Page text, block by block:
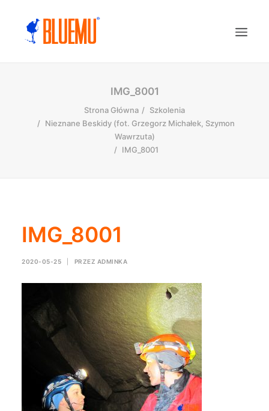
IMG_8001
Strona Główna
Szkolenia
Nieznane Beskidy (fot. Grzegorz Michałek, Szymon
Wawrzuta)
IMG_8001
IMG_8001
2020-05-25 PRZEZ ADMINKA